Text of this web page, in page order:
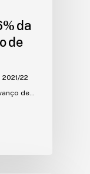
da
de
22
de…